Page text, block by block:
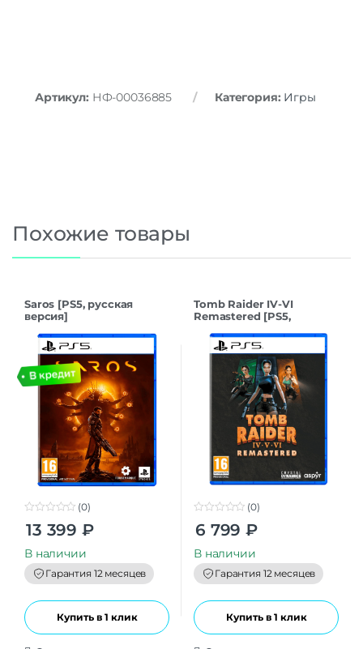
Артикул: НФ-00036885 Категория: Игры
Похожие товары
Saros [PS5, русская
версия]
t
o
f
5
(0)
13 399 ₽
В наличии
Гарантия 12 месяцев
Купить в 1 клик
Tomb Raider IV-VI
Remastered [PS5,
o
t
o
f
5
(0)
6 799 ₽
В наличии
Гарантия 12 месяцев
Купить в 1 клик